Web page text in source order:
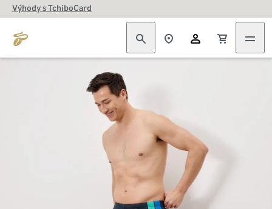
Výhody s TchiboCard